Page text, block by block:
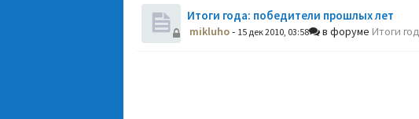
Итоги года: победители прошлых лет
mikluho- 15 дек 2010, 03:58 в форуме Итоги